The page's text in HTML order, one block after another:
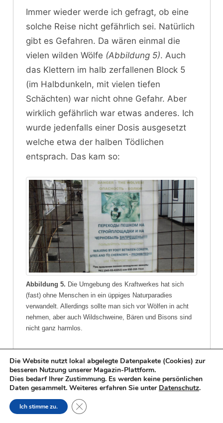
Immer wieder werde ich gefragt, ob eine
solche Reise nicht gefährlich sei. Natürlich
gibt es Gefahren. Da wären einmal die
vielen wilden Wölfe (Abbildung 5). Auch
das Klettern im halb zerfallenen Block 5
(im Halbdunkeln, mit vielen tiefen
Schächten) war nicht ohne Gefahr. Aber
wirklich gefährlich war etwas anderes. Ich
wurde jedenfalls einer Dosis ausgesetzt
welche etwa der halben Tödlichen
entsprach. Das kam so:
Abbildung 5. Die Umgebung des Kraftwerkes hat sich
(fast) ohne Menschen in ein üppiges Naturparadies
verwandelt. Allerdings sollte man sich vor Wölfen in acht
nehmen, aber auch Wildschweine, Bären und Bisons sind
nicht ganz harmlos.
Guide eine tolle Abschiedsparty in einer
Datscha. Dabei war das Trinken von
selbstgebranntem „Wodka“ (60 %!)
obligatorisch. Ich habe in meinem ganzen
Die Website nutzt lokal abgelegte Datenpakete (Cookies) zur
besseren Nutzung unserer Magazin-Plattform.
Dies bedarf Ihrer Zustimmung. Es werden keine persönlichen
Daten gesammelt. Weiteres erfahren Sie unter Datenschutz.
Ich stimme zu. Close GDPR Cookie Banner